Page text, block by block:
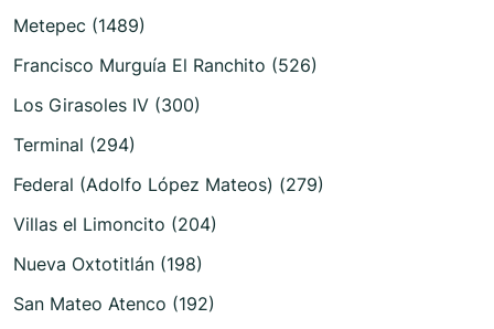
Metepec (1489)
Francisco Murguía El Ranchito (526)
Los Girasoles IV (300)
Terminal (294)
Federal (Adolfo López Mateos) (279)
Villas el Limoncito (204)
Nueva Oxtotitlán (198)
San Mateo Atenco (192)